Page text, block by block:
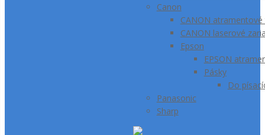
Canon
CANON atramentové
CANON laserové
Epson
EPSON
Pásky
Do
Panasonic
Sharp